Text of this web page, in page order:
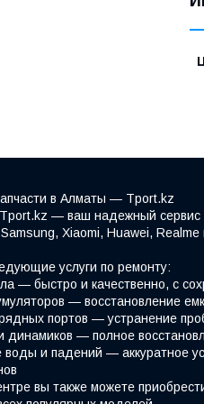
в Алматы — Tport.kz
— ваш надежный сервис
Xiaomi, Huawei,
услуги по ремонту:
— быстро и качественно, с
— восстановление
портов — устранение
динамиков — полное
воды и падений — аккуратное
вы также можете